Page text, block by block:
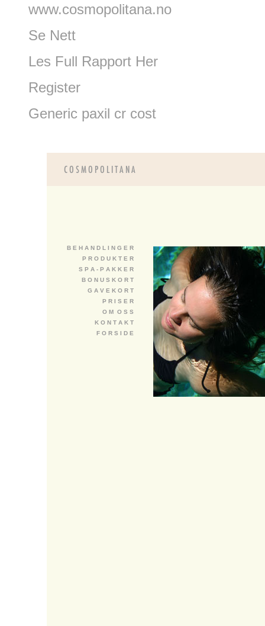
www.cosmopolitana.no
Se Nett
Les Full Rapport Her
Register
Generic paxil cr cost
B E H A N D L I N G E R
P R O D U K T E R
S P A - P A K K E R
B O N U S K O R T
G A V E K O R T
P R I S E R
O M O S S
K O N T A K T
F O R S I D E